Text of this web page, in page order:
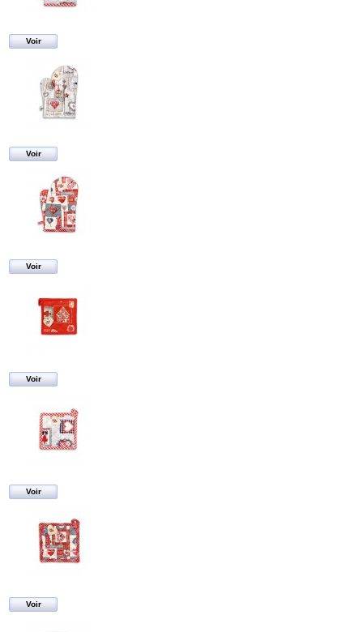
Voir
Voir
Voir
Voir
Voir
Voir